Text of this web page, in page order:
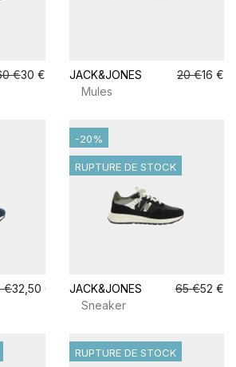
€30 €
JACK&JONES 20 €16 €
Mules
€32,50 €
JACK&JONES 65 €52 €
Sneaker
-20%
RUPTURE DE STOCK
RUPTURE DE STOCK